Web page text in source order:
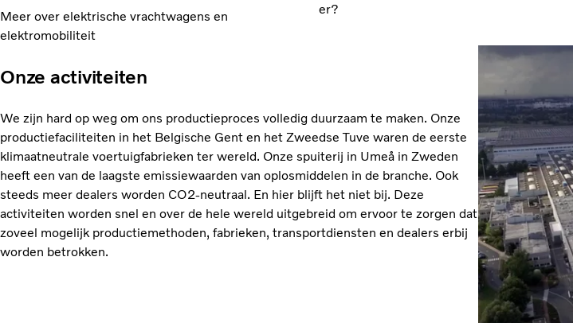
Meer over elektrische vrachtwagens en
elektromobiliteit
er?
Onze activiteiten
We zijn hard op weg om ons productieproces volledig duurzaam te maken. Onze
productiefaciliteiten in het Belgische Gent en het Zweedse Tuve waren de eerste
klimaatneutrale voertuigfabrieken ter wereld. Onze spuiterij in Umeå in Zweden
heeft een van de laagste emissiewaarden van oplosmiddelen in de branche. Ook
steeds meer dealers worden CO2-neutraal. En hier blijft het niet bij. Deze
activiteiten worden snel en over de hele wereld uitgebreid om ervoor te zorgen dat
zoveel mogelijk productiemethoden, fabrieken, transportdiensten en dealers erbij
worden betrokken.